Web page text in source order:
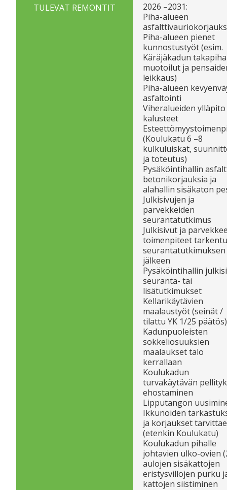
TULEVAT REMONTIT
2026 –2031:
Piha-alueen
Piha-alueen pienet
kunnostustyöt (esim.
Käräjäkadun
muotoilut ja
leikkaus)
Piha-alueen
asfaltointi
Viheralueiden ylläpito
kalusteet
(Koulukatu 6 –8
kulkuluiskat,
ja toteutus)
Pysäköintihallin
betonikorjauksia ja
alahallin sisäkaton
Julkisivujen ja
parvekkeiden
seurantatutkimus
Julkisivut ja
toimenpiteet
seurantatutkimuksen
jälkeen
Pysäköintihallin
seuranta- tai
lisätutkimukset
Kellarikäytävien
maalaustyöt (seinät /
tilattu YK 1/25 päätös)
Kadunpuoleisten
sokkeliosuuksien
maalaukset talo
kerrallaan
Koulukadun
turvakäytävän
ehostaminen
Lipputangon
Ikkunoiden
ja korjaukset
(etenkin Koulukatu)
Koulukadun pihalle
johtavien ulko-ovien
aulojen sisäkattojen
eristysvillojen purku
kattojen siistiminen